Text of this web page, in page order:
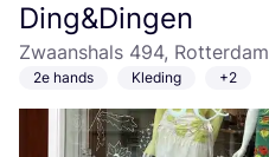
Ding&Dingen
Zwaanshals 494, Rotterdam
2e hands Kleding +2